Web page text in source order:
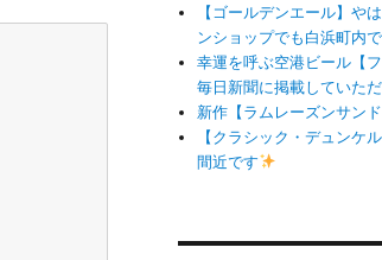
【ゴールデンエール】や
ンショップでも白浜町内
幸運を呼ぶ空港ビール【
毎日新聞に掲載していた
新作【ラムレーズンサン
【クラシック・デュンケ
間近です